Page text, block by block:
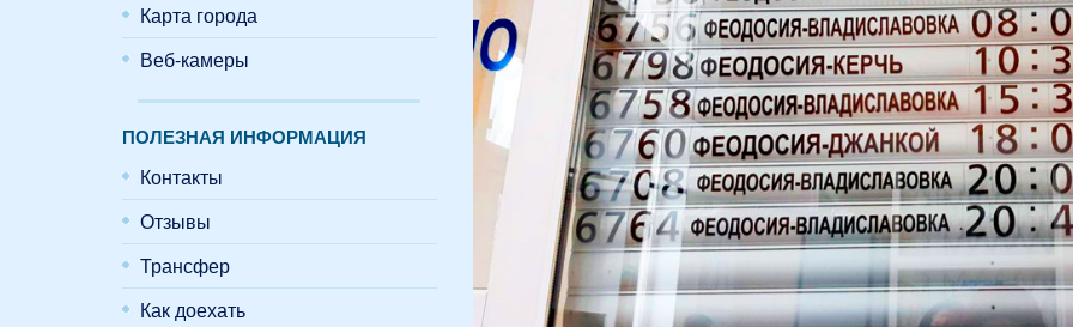
Карта города
Веб-камеры
ПОЛЕЗНАЯ ИНФОРМАЦИЯ
Контакты
Отзывы
Трансфер
Как доехать